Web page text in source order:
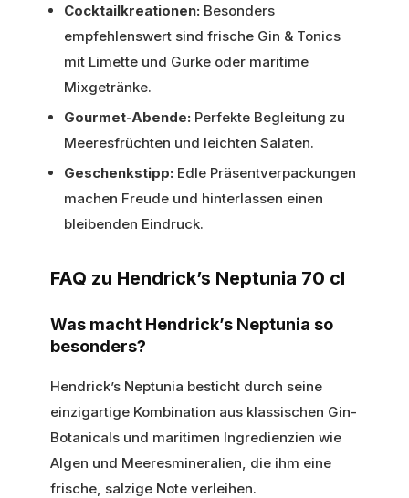
Cocktailkreationen: Besonders
empfehlenswert sind frische Gin & Tonics
mit Limette und Gurke oder maritime
Mixgetränke.
Gourmet-Abende: Perfekte Begleitung zu
Meeresfrüchten und leichten Salaten.
Geschenkstipp: Edle Präsentverpackungen
machen Freude und hinterlassen einen
bleibenden Eindruck.
FAQ zu Hendrick’s Neptunia 70 cl
Was macht Hendrick’s Neptunia so
besonders?
Hendrick’s Neptunia besticht durch seine
einzigartige Kombination aus klassischen Gin-
Botanicals und maritimen Ingredienzien wie
Algen und Meeresmineralien, die ihm eine
frische, salzige Note verleihen.